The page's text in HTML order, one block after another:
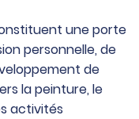
une porte
personnelle, de
de
la peinture, le
activités